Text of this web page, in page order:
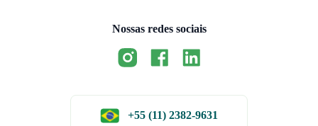
Nossas redes sociais
+55 (11) 2382-9631